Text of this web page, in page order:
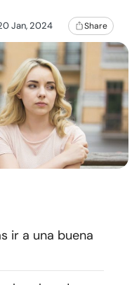
Jan, 2024 Share
ir a una buena